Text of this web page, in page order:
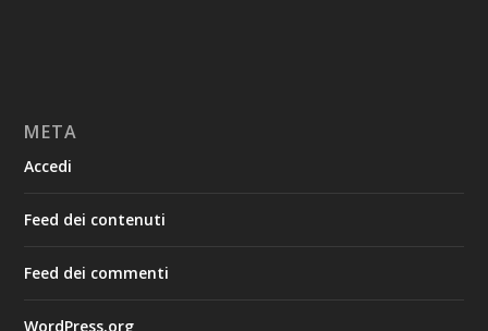
META
Accedi
Feed dei contenuti
Feed dei commenti
WordPress.org